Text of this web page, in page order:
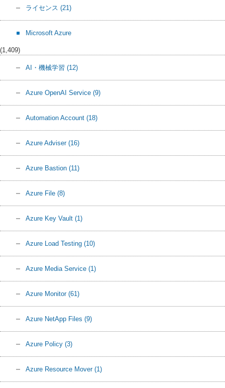
ライセンス (21)
Microsoft Azure
(1,409)
AI・機械学習 (12)
Azure OpenAI Service (9)
Automation Account (18)
Azure Adviser (16)
Azure Bastion (11)
Azure File (8)
Azure Key Vault (1)
Azure Load Testing (10)
Azure Media Service (1)
Azure Monitor (61)
Azure NetApp Files (9)
Azure Policy (3)
Azure Resource Mover (1)